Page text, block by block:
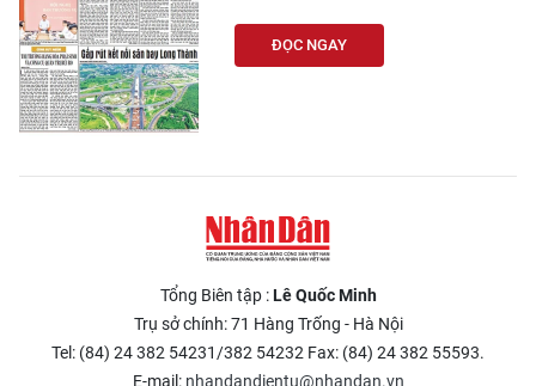
ĐỌC NGAY
Tổng Biên tập :Lê Quốc Minh
Trụ sở chính: 71 Hàng Trống - Hà Nội
Tel: (84) 24 382 54231/382 54232 Fax: (84) 24 382 55593.
E-mail: nhandandientu@nhandan.vn